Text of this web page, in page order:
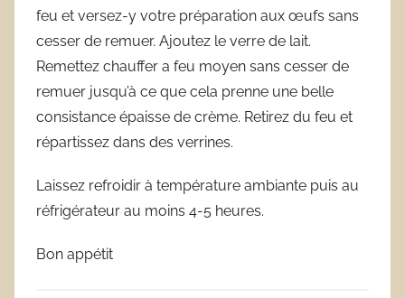
feu et versez-y votre préparation aux œufs sans
cesser de remuer. Ajoutez le verre de lait.
Remettez chauffer a feu moyen sans cesser de
remuer jusqu’à ce que cela prenne une belle
consistance épaisse de crème. Retirez du feu et
répartissez dans des verrines.
Laissez refroidir à température ambiante puis au
réfrigérateur au moins 4-5 heures.
Bon appétit